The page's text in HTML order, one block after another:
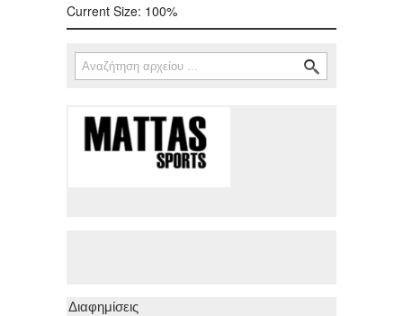
Current Size: 100%
Φόρμα αναζήτησης
Αναζήτηση
Διαφημίσεις